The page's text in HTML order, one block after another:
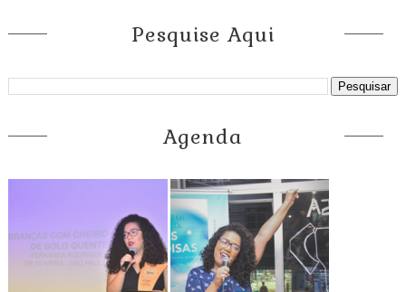
Pesquise Aqui
Agenda